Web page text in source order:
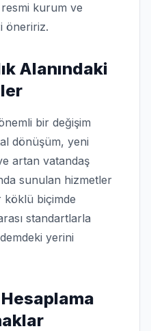
kurum ve
öneririz.
Alanındaki
bir değişim
dönüşüm, yeni
artan vatandaş
sunulan hizmetler
köklü biçimde
standartlarla
yerini